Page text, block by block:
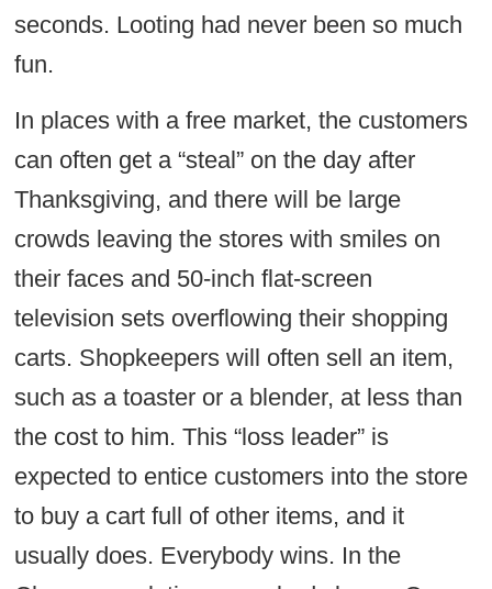
seconds. Looting had never been so much
fun.
In places with a free market, the customers
can often get a “steal” on the day after
Thanksgiving, and there will be large
crowds leaving the stores with smiles on
their faces and 50-inch flat-screen
television sets overflowing their shopping
carts. Shopkeepers will often sell an item,
such as a toaster or a blender, at less than
the cost to him. This “loss leader” is
expected to entice customers into the store
to buy a cart full of other items, and it
usually does. Everybody wins. In the